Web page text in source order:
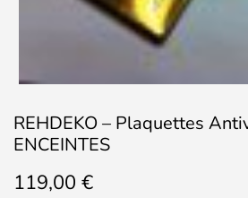
REHDEKO – Plaquettes
ENCEINTES
119,00 €